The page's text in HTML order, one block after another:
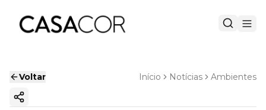
Voltar Início Notícias Ambientes
Copiar link